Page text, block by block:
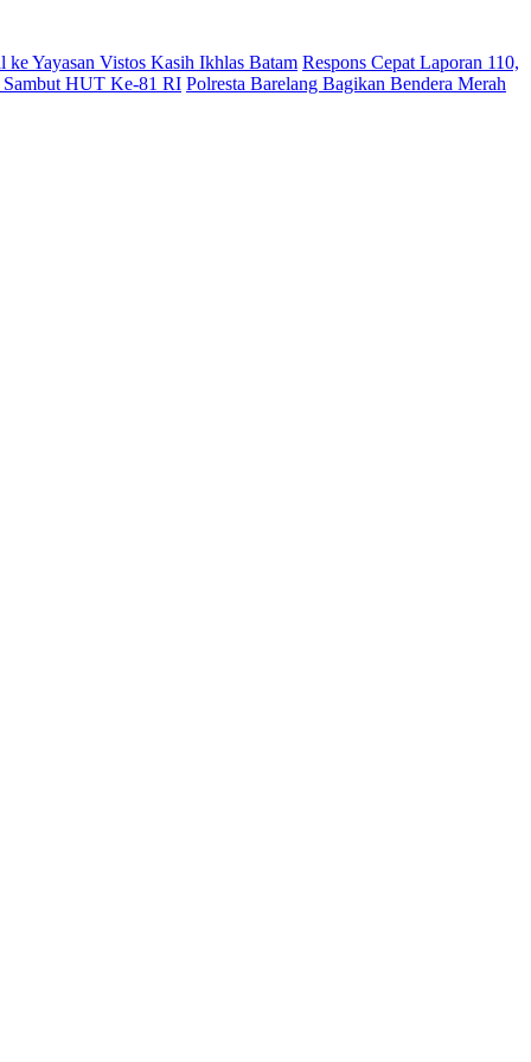
ke Yayasan Vistos Kasih Ikhlas Batam Respons Cepat Laporan 110,
Sambut HUT Ke-81 RI Polresta Barelang Bagikan Bendera Merah